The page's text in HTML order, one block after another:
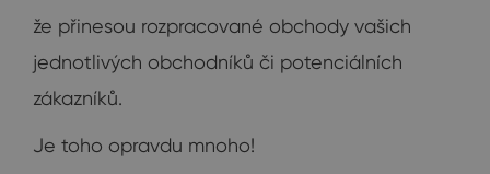
že přinesou rozpracované obchody vašich
jednotlivých obchodníků či potenciálních
zákazníků.
Je toho opravdu mnoho!